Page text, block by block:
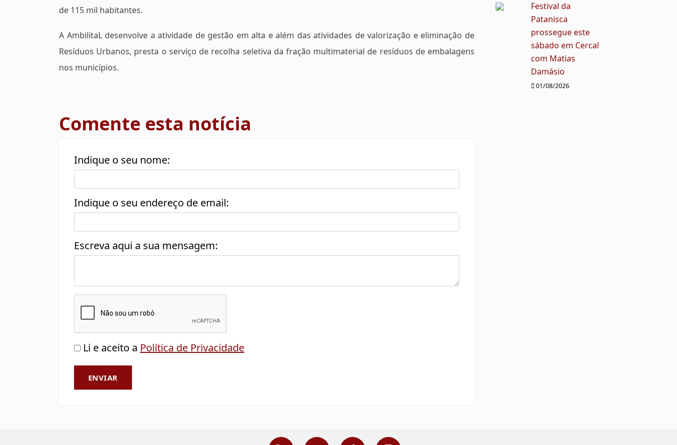
de 115 mil habitantes.
A AmbilitaL desenvolve a atividade de gestão em alta e além das atividades de valorização e eliminação de
Resíduos Urbanos, presta o serviço de recolha seletiva da fração multimaterial de resíduos de embalagens
nos municípios.
Comente esta notícia
Indique o seu nome:
Indique o seu endereço de email:
Escreva aqui a sua mensagem:
Li e aceito a Política de Privacidade
ENVIAR
Festival da
Patanisca
prossegue este
sábado em Cercal
com Matias
Damásio
01/08/2026